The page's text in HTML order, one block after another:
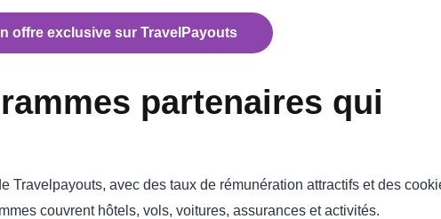
offre exclusive sur TravelPayouts
partenaires qui
Travelpayouts, avec des taux de rémunération attractifs et des
couvrent hôtels, vols, voitures, assurances et activités.